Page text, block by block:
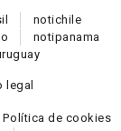
notichile
notipanama
legal
Política de cookies